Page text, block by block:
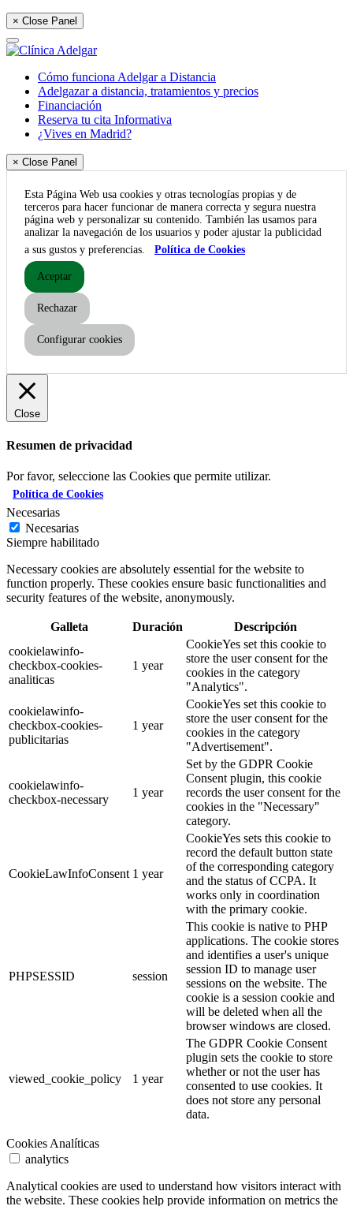
× Close Panel
Cómo funciona Adelgar a Distancia
Adelgazar a distancia, tratamientos y precios
Financiación
Reserva tu cita Informativa
¿Vives en Madrid?
× Close Panel
Esta Página Web usa cookies y otras tecnologías propias y de
terceros para hacer funcionar de manera correcta y segura nuestra
página web y personalizar su contenido. También las usamos para
analizar la navegación de los usuarios y poder ajustar la publicidad
a sus gustos y preferencias.
Política de Cookies
Aceptar
Rechazar
Configurar cookies
Close
Resumen de privacidad
Por favor, seleccione las Cookies que permite utilizar.
Política de Cookies
Necesarias
Necesarias
Siempre habilitado
Necessary cookies are absolutely essential for the website to
function properly. These cookies ensure basic functionalities and
security features of the website, anonymously.
Galleta Duración
Descripción
cookielawinfo-
checkbox-cookies-
analiticas
1 year
CookieYes set this cookie to
store the user consent for the
cookies in the category
"Analytics".
cookielawinfo-
checkbox-cookies-
publicitarias
1 year
CookieYes set this cookie to
store the user consent for the
cookies in the category
"Advertisement".
cookielawinfo-
checkbox-necessary
1 year
Set by the GDPR Cookie
Consent plugin, this cookie
records the user consent for the
cookies in the "Necessary"
category.
CookieLawInfoConsent 1 year
CookieYes sets this cookie to
record the default button state
of the corresponding category
and the status of CCPA. It
works only in coordination
with the primary cookie.
PHPSESSID session
This cookie is native to PHP
applications. The cookie stores
and identifies a user's unique
session ID to manage user
sessions on the website. The
cookie is a session cookie and
will be deleted when all the
browser windows are closed.
viewed_cookie_policy 1 year
The GDPR Cookie Consent
plugin sets the cookie to store
whether or not the user has
consented to use cookies. It
does not store any personal
data.
Cookies Analíticas
analytics
Analytical cookies are used to understand how visitors interact with
the website. These cookies help provide information on metrics the